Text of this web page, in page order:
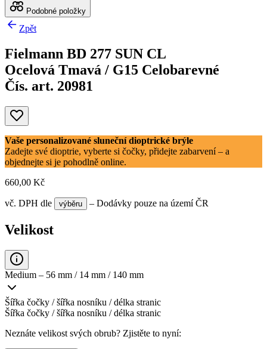
Podobné položky
Zpět
Fielmann BD 277 SUN CL
Ocelová Tmavá / G15 Celobarevné
Čís. art. 20981
Vaše personalizované sluneční dioptrické brýle
Zadejte své dioptrie, vyberte si čočky, přidejte zabarvení – a
objednejte si je pohodlně online.
660,00 Kč
vč. DPH dle výběru – Dodávky pouze na území ČR
Velikost
Medium – 56 mm / 14 mm / 140 mm
Šířka čočky / šířka nosníku / délka stranic
Šířka čočky / šířka nosníku / délka stranic
Neznáte velikost svých obrub? Zjistěte to nyní: